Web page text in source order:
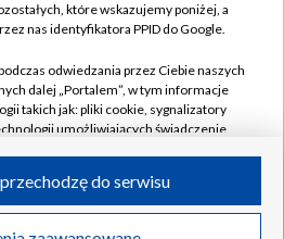
Pomoc
Kontakt
Kanały
Polska S.A. w likwidacji
które wskazujemy poniżej, a
nas identyfikatora PPID do Google.
odwiedzania przez Ciebie naszych
dalej „Portalem”, w tym informacje
takich jak: pliki cookie, sygnalizatory
umożliwiających świadczenie
odwiedzania przez Ciebie
do serwisu